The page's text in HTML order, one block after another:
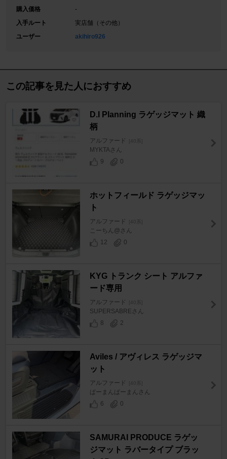
購入価格
-
入手ルート
実店舗（その他）
ユーザー
akihiro926
この記事を見た人におすすめ
D.I Planning ラゲッジマット 織
柄
アルファード
MYKTAさん
9
0
ホットフィールド ラゲッジマッ
ト
アルファード
こーちん@さん
12
0
KYG トランク シート アルファ
ード専用
アルファード
SUPERSABREさん
8
2
Aviles / アヴィレス ラゲッジマ
ット
アルファード
ぱーまんぱーまんさん
6
0
SAMURAI PRODUCE ラゲッ
ジマット ラバータイプ ブラッ